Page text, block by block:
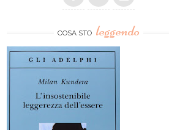
COSA STO leggendo